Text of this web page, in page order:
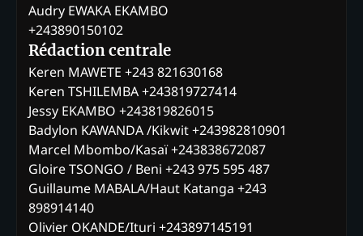
Audry EWAKA EKAMBO
+243890150102
Rédaction centrale
Keren MAWETE +243 821630168
Keren TSHILEMBA +243819727414
Jessy EKAMBO +243819826015
Badylon KAWANDA /Kikwit +243982810901
Marcel Mbombo/Kasaï +243838672087
Gloire TSONGO / Beni +243 975 595 487
Guillaume MABALA/Haut Katanga +243
898914140
Olivier OKANDE/Ituri +243897145191